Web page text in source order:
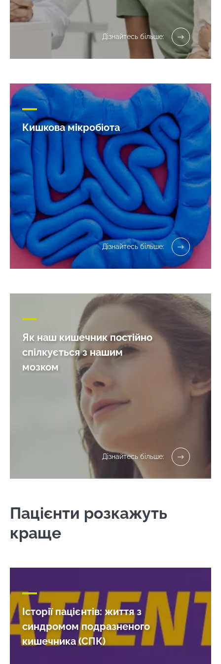
Дізнайтесь більше:
Кишкова мікробіота
Дізнайтесь більше:
Як наш кишечник постійно
спілкується з нашим
мозком
Дізнайтесь більше:
Пацієнти розкажуть
краще
Історії пацієнтів: життя з
синдромом подразненого
кишечника (СПК)